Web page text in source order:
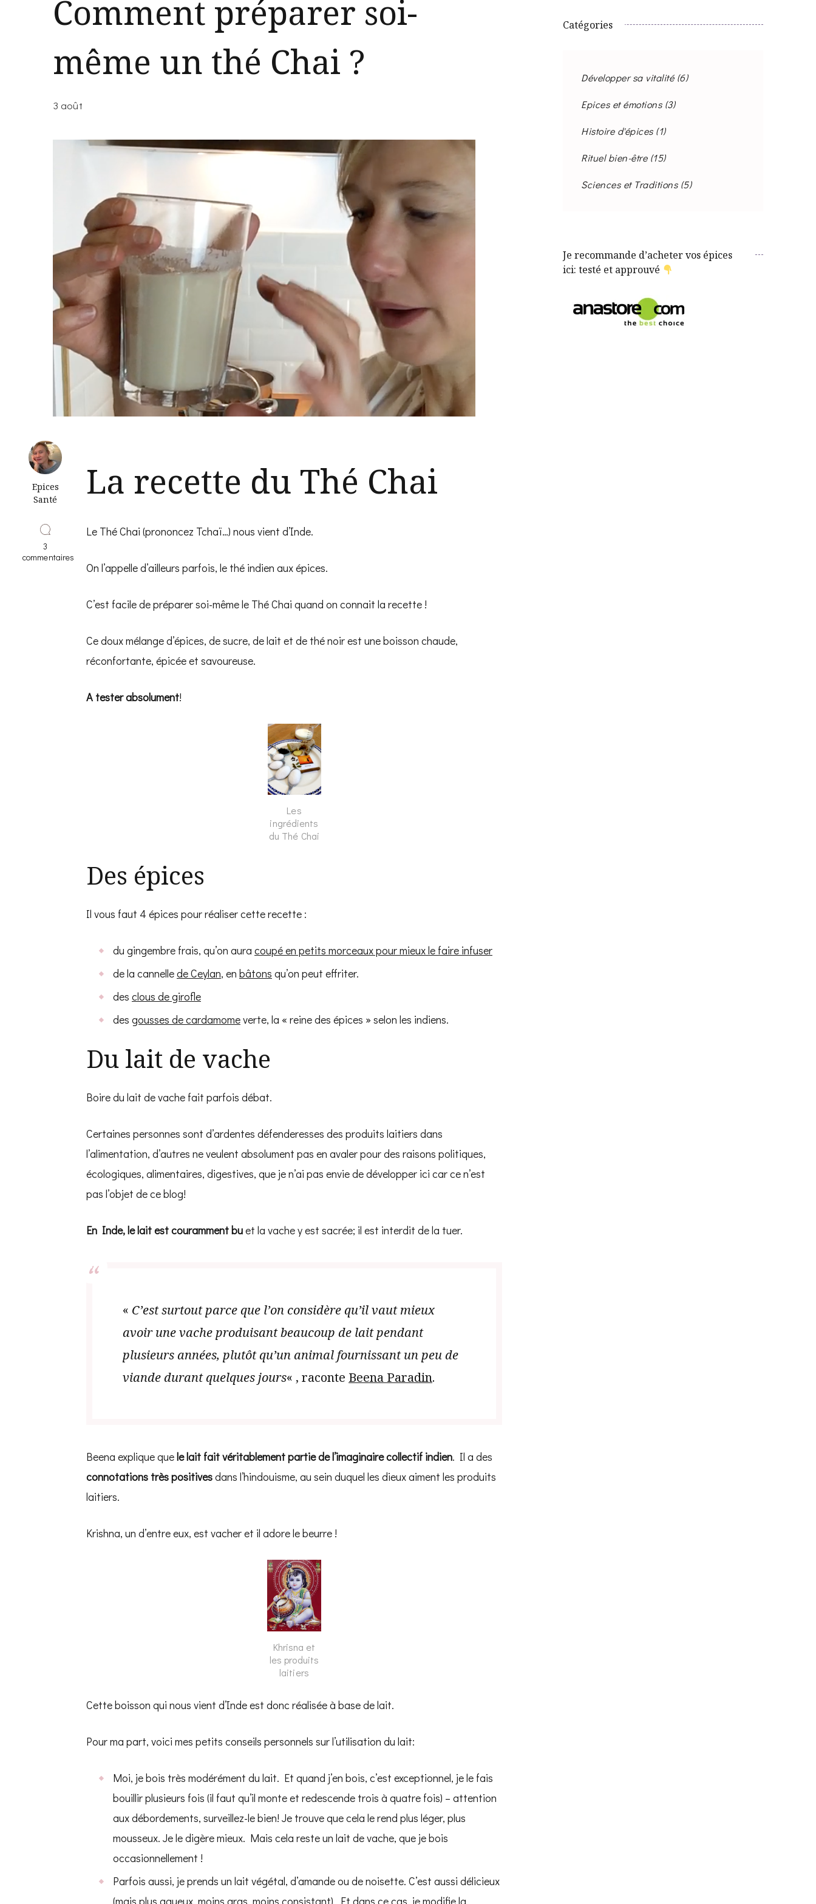
Comment préparer soi-
même un thé Chai ?
3 août
Epices
Santé
3
commentaires
La recette du Thé Chai
Le Thé Chai (prononcez Tchaï…) nous vient d’Inde.
On l’appelle d’ailleurs parfois, le thé indien aux épices.
C’est facile de préparer soi-même le Thé Chai quand on connait la recette !
Ce doux mélange d’épices, de sucre, de lait et de thé noir est une boisson chaude,
réconfortante, épicée et savoureuse.
A tester absolument!
Les
ingrédients
du Thé Chai
Des épices
Il vous faut 4 épices pour réaliser cette recette :
du gingembre frais, qu’on aura coupé en petits morceaux pour mieux le faire infuser
de la cannellede Ceylan, en bâtons qu’on peut effriter.
des clous de girofle
des gousses de cardamomeverte, la « reine des épices » selon les indiens.
Du lait de vache
Boire du lait de vache fait parfois débat.
Certaines personnes sont d’ardentes défenderesses des produits laitiers dans
l’alimentation, d’autres ne veulent absolument pas en avaler pour des raisons politiques,
écologiques, alimentaires, digestives, que je n’ai pas envie de développer ici car ce n’est
pas l’objet de ce blog!
En Inde, le lait est couramment buet la vache y est sacrée; il est interdit de la tuer.
« C’est surtout parce que l’on considère qu’il vaut mieux
avoir une vache produisant beaucoup de lait pendant
plusieurs années, plutôt qu’un animal fournissant un peu de
viande durant quelques jours« , raconte Beena Paradin.
Beena explique quele lait fait véritablement partie de l’imaginaire collectif indien. Il a des
connotations très positivesdans l’hindouisme, au sein duquel les dieux aiment les produits
laitiers.
Krishna, un d’entre eux, est vacher et il adore le beurre !
Khrisna et
les produits
laitiers
Cette boisson qui nous vient d’Inde est donc réalisée à base de lait.
Pour ma part, voici mes petits conseils personnels sur l’utilisation du lait:
Moi, je bois très modérément du lait. Et quand j’en bois, c’est exceptionnel, je le fais
bouillir plusieurs fois (il faut qu’il monte et redescende trois à quatre fois) – attention
aux débordements, surveillez-le bien! Je trouve que cela le rend plus léger, plus
mousseux. Je le digère mieux. Mais cela reste un lait de vache, que je bois
occasionnellement !
Parfois aussi, je prends un lait végétal, d’amande ou de noisette. C’est aussi délicieux
Catégories
Développer sa vitalité(6)
Epices et émotions(3)
Histoire d'épices(1)
Rituel bien-être(15)
Sciences et Traditions(5)
Je recommande d’acheter vos épices
ici: testé et approuvé